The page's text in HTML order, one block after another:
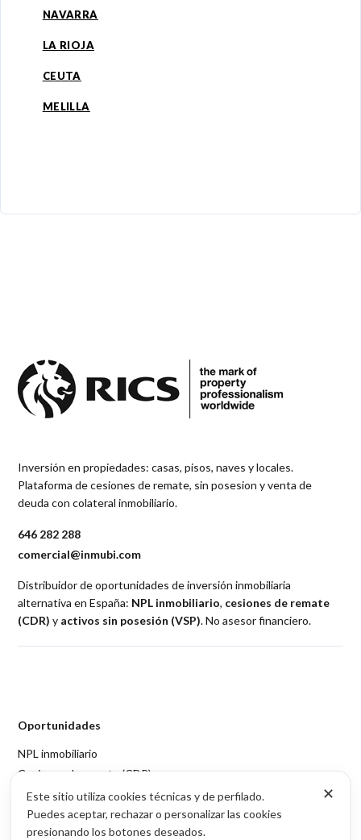
NAVARRA
LA RIOJA
CEUTA
MELILLA
Inversión en propiedades: casas, pisos, naves y locales.
Plataforma de cesiones de remate, sin posesion y venta de
deuda con colateral inmobiliario.
646 282 288
comercial@inmubi.com
Distribuidor de oportunidades de inversión inmobiliaria
alternativa en España: NPL inmobiliario, cesiones de remate
(CDR) y activos sin posesión (VSP). No asesor financiero.
Oportunidades
NPL inmobiliario
Cesiones de remate (CDR)
Activos sin posesión (VSP)
Acceso por provincia
✕
Este sitio utiliza cookies técnicas y de perfilado.
Puedes aceptar, rechazar o personalizar las cookies
presionando los botones deseados.